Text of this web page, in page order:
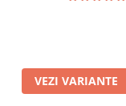
VEZI VARIANTE